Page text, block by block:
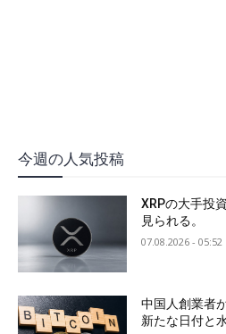
今週の人気投稿
XRPの大手投
見られる。
07.08.2026 - 05:52
中国人創業者
新たな日付と